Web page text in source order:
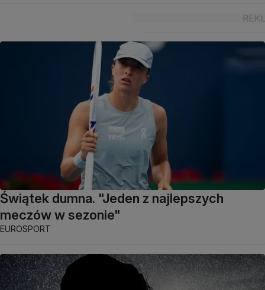
Świątek dumna. "Jeden z najlepszych
meczów w sezonie"
EUROSPORT